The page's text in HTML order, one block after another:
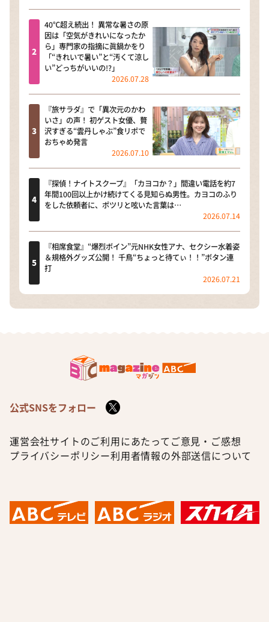
40℃超え続出！ 異常な暑さの原
因は「空気がきれいになったか
ら」専門家の指摘に眞鍋かをり
「“きれいで暑い”と“汚くて涼し
い”どっちがいいの!?」
2026.07.28
『旅サラダ』で「異次元のかわ
いさ」の声！ 初ゲスト女優、贅
沢すぎる“雲丹しゃぶ”食リポで
おちゃめ発言
2026.07.10
『探偵！ナイトスクープ』「カヨコか？」間違い電話を約7
年間100回以上かけ続けてくる見知らぬ男性。カヨコのふり
をした依頼者に、ポツリと呟いた言葉は…
2026.07.14
『相席食堂』“爆烈ボイン”元NHK女性アナ、セクシー水着姿
＆規格外グッズ公開！ 千鳥“ちょっと待てぃ！！”ボタン連
打
2026.07.21
公式SNSをフォロー
運営会社サイトのご利用にあたって ご意見・ご感想
プライバシーポリシー利用者情報の外部送信について